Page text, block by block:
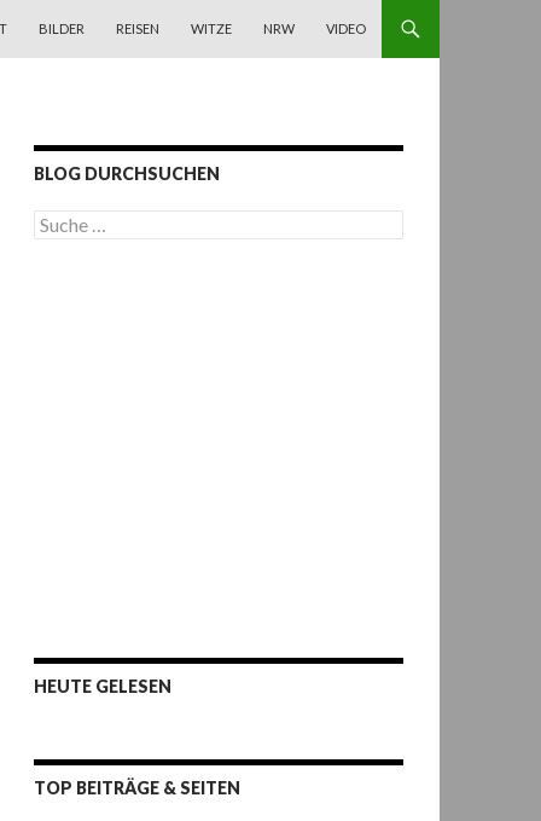
BILDER REISEN WITZE NRW VIDEO
BLOG DURCHSUCHEN
S
u
HEUTE GELESEN
TOP BEITRÄGE & SEITEN